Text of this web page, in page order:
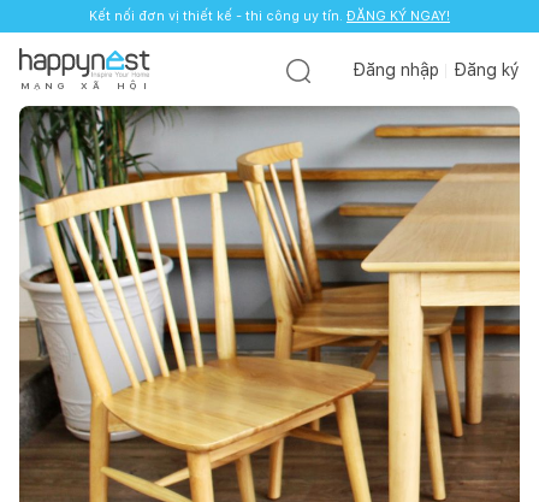
Kết nối đơn vị thiết kế - thi công uy tín. ĐĂNG KÝ NGAY!
M Ạ N G X Ã H Ộ I
Đăng nhập Đăng ký